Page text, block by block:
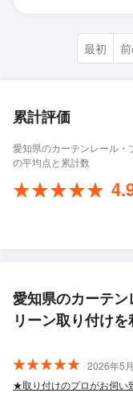
最初
累計評価
愛知県のカーテンレール・
の平均点と累計数
愛知県のカーテ
リーン取り付け
2026年5